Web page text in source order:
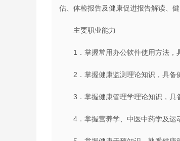
估、体检报告及健康促进报告解读、健
主要职业能力
1．掌握常用办公软件使用方法，
2．掌握健康监测理论知识，具备
3．掌握健康管理学理论知识，具
4．掌握营养学、中医中药学及运